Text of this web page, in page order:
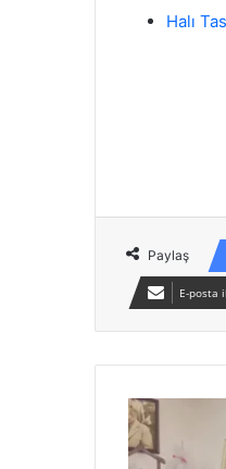
Halı
Paylaş
E-posta
C
H
P